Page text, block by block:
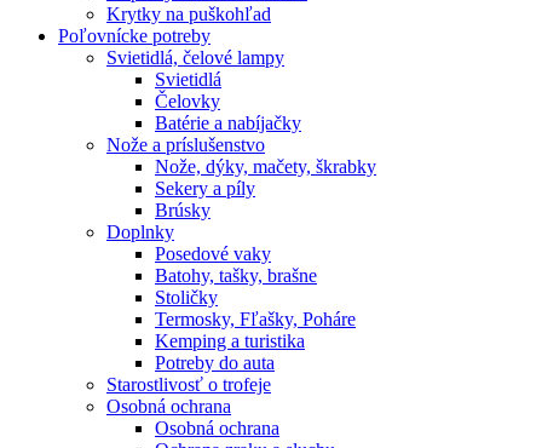
Krytky na puškohľad
Poľovnícke potreby
Svietidlá, čelové lampy
Svietidlá
Čelovky
Batérie a nabíjačky
Nože a príslušenstvo
Nože, dýky, mačety, škrabky
Sekery a píly
Brúsky
Doplnky
Posedové vaky
Batohy, tašky, brašne
Stoličky
Termosky, Fľašky, Poháre
Kemping a turistika
Potreby do auta
Starostlivosť o trofeje
Osobná ochrana
Osobná ochrana